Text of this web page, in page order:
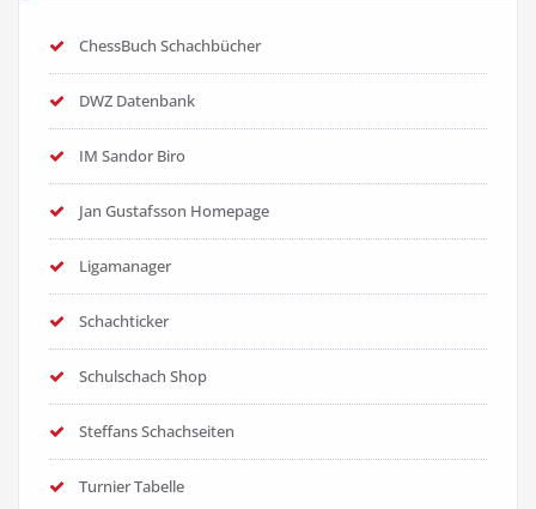
ChessBuch Schachbücher
DWZ Datenbank
IM Sandor Biro
Jan Gustafsson Homepage
Ligamanager
Schachticker
Schulschach Shop
Steffans Schachseiten
Turnier Tabelle